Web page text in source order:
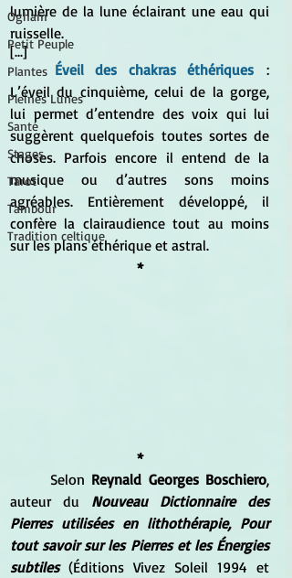
Ogham
Petit Peuple
Plantes
Pleines Lunes
Santé
Stages
Tarot
Tambour
Tradition celtique
lumière de la lune éclairant une eau qui
ruisselle.
[...]
Éveil des chakras éthériques :
L’éveil du cinquième, celui de la gorge,
lui permet d’entendre des voix qui lui
suggèrent quelquefois toutes sortes de
choses. Parfois encore il entend de la
musique ou d’autres sons moins
agréables. Entièrement développé, il
confère la clairaudience tout au moins
sur les plans éthérique et astral.
*
*
	Selon
Reynald Georges Boschiero,
auteur du Nouveau Dictionnaire des
Pierres utilisées en lithothérapie, Pour
tout savoir sur les Pierres et les Énergies
subtiles (Éditions Vivez Soleil 1994 et